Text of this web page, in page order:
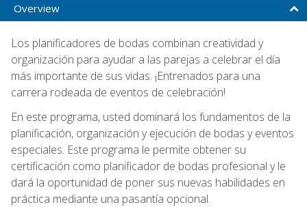
Overview
Los planificadores de bodas combinan creatividad y
organización para ayudar a las parejas a celebrar el día
más importante de sus vidas. ¡Entrenados para una
carrera rodeada de eventos de celebración!
En este programa, usted dominará los fundamentos de la
planificación, organización y ejecución de bodas y eventos
especiales. Este programa le permite obtener su
certificación como planificador de bodas profesional y le
dará la oportunidad de poner sus nuevas habilidades en
práctica mediante una pasantía opcional.